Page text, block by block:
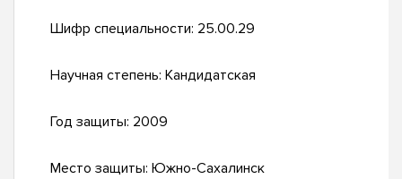
Шифр специальности: 25.00.29
Научная степень: Кандидатская
Год защиты: 2009
Место защиты: Южно-Сахалинск